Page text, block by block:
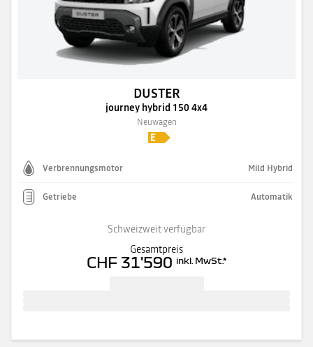
DUSTER
journey hybrid 150 4x4
Neuwagen
Verbrennungsmotor Mild Hybrid
Getriebe Automatik
Schweizweit verfügbar
Gesamtpreis
CHF 31'590 inkl. MwSt.*